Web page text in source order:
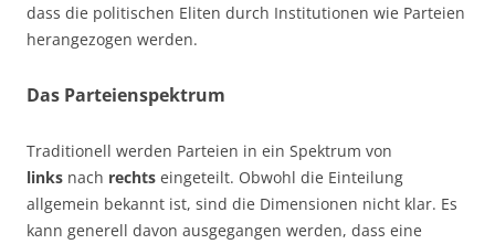
dass die politischen Eliten durch Institutionen wie Parteien
herangezogen werden.
Das Parteienspektrum
Traditionell werden Parteien in ein Spektrum von
links nach rechts eingeteilt. Obwohl die Einteilung
allgemein bekannt ist, sind die Dimensionen nicht klar. Es
kann generell davon ausgegangen werden, dass eine